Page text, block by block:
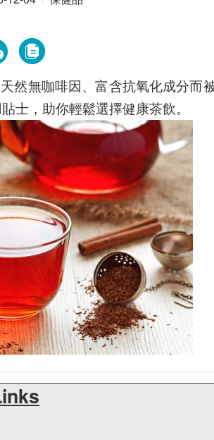
然無咖啡因、富含抗氧化成分
士，助你輕鬆選擇健康茶飲。